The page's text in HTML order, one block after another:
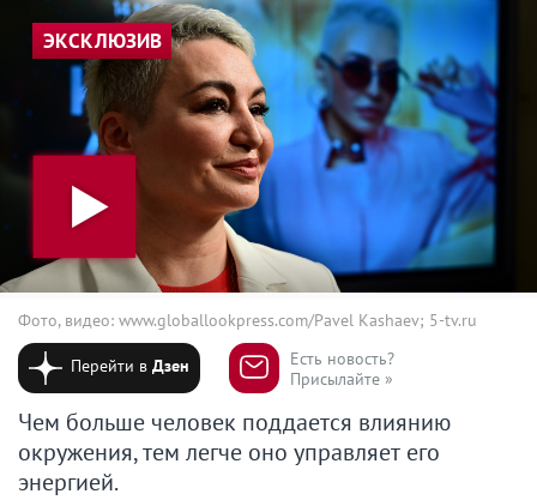
ЭКСКЛЮЗИВ
Фото, видео: www.globallookpress.com/Pavel Kashaev; 5-tv.ru
Перейти вДзен
Есть новость?
Присылайте »
Чем больше человек поддается влиянию
окружения, тем легче оно управляет его
энергией.